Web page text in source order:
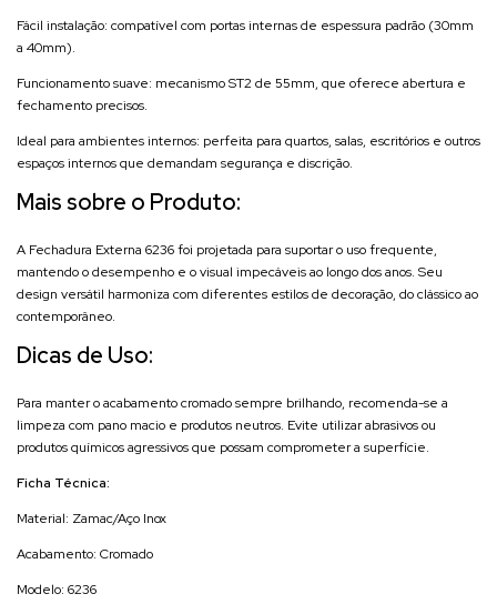
Fácil instalação: compatível com portas internas de espessura padrão (30mm
a 40mm).
Funcionamento suave: mecanismo ST2 de 55mm, que oferece abertura e
fechamento precisos.
Ideal para ambientes internos: perfeita para quartos, salas, escritórios e outros
espaços internos que demandam segurança e discrição.
Mais sobre o Produto:
A Fechadura Externa 6236 foi projetada para suportar o uso frequente,
mantendo o desempenho e o visual impecáveis ao longo dos anos. Seu
design versátil harmoniza com diferentes estilos de decoração, do clássico ao
contemporâneo.
Dicas de Uso:
Para manter o acabamento cromado sempre brilhando, recomenda-se a
limpeza com pano macio e produtos neutros. Evite utilizar abrasivos ou
produtos químicos agressivos que possam comprometer a superfície.
Ficha Técnica:
Material: Zamac/Aço Inox
Acabamento: Cromado
Modelo: 6236